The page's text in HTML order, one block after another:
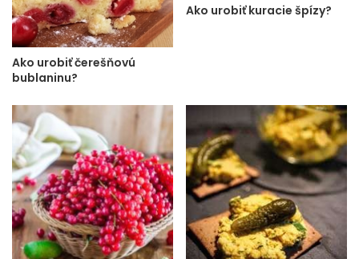
Ako urobiť čerešňovú
bublaninu?
Ako urobiť kuracie špízy?